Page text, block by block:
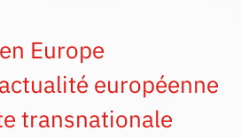
Europe
européenne
transnationale